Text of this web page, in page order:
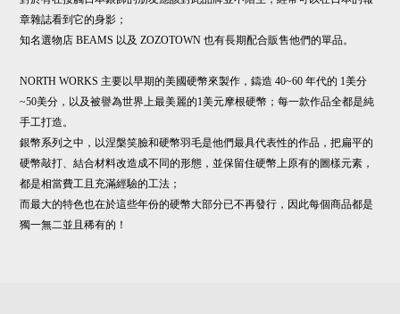
章雜誌看到它的身影；
知名選物店 BEAMS 以及 ZOZOTOWN 也有長期配合販售他們的單品。
NORTH WORKS 主要以早期的美國硬幣來製作， 鑄造 40~60 年代的 1美分
~50美分， 以及被譽為世界上最美麗的1美元摩根硬幣；每一款作品全都是純
手工打造。
銀幣系列之中，以涅槃笑臉和硬幣羽毛是他們最具代表性的作品， 把扁平的
硬幣敲打、結合材料改造成不同的形態， 並保留住硬幣上原有的圖樣元素，
都是相當費工且充滿經驗的工法；
而最大的特色也在於這些年份的硬幣大部分已不再發行， 因此每個商品都是
獨一無二並且稀有的！